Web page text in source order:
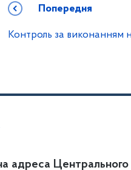
Попередня
Контроль за виконанням
адреса Центрального